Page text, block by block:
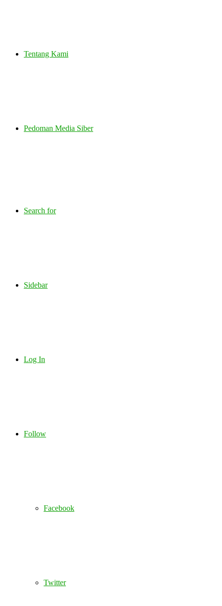
Tentang Kami
Pedoman Media Siber
Search for
Sidebar
Log In
Follow
Facebook
Twitter